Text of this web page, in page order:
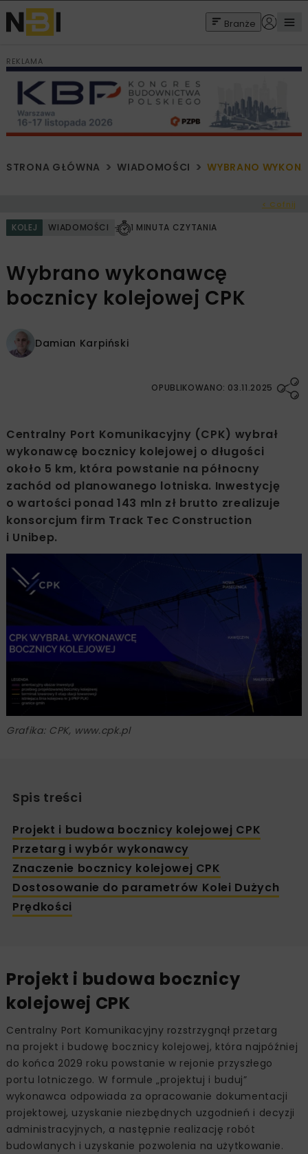
Branże
REKLAMA
STRONA GŁÓWNA WIADOMOŚCI WYBRANO
< Cofnij
KOLEJ WIADOMOŚCI 1 MINUTA CZYTANIA
Wybrano wykonawcę
bocznicy kolejowej CPK
Damian Karpiński
OPUBLIKOWANO: 03.11.2025
Centralny Port Komunikacyjny (CPK) wybrał
wykonawcę bocznicy kolejowej o długości
około 5 km, która powstanie na północny
zachód od planowanego lotniska. Inwestycję
o wartości ponad 143 mln zł brutto zrealizuje
konsorcjum firm Track Tec Construction
i Unibep.
Grafika: CPK, www.cpk.pl
Spis treści
Projekt i budowa bocznicy kolejowej CPK
Przetarg i wybór wykonawcy
Znaczenie bocznicy kolejowej CPK
Dostosowanie do parametrów Kolei Dużych
Prędkości
Projekt i budowa bocznicy
kolejowej CPK
Centralny Port Komunikacyjny rozstrzygnął przetarg
na projekt i budowę bocznicy kolejowej, która najpóźniej
do końca 2029 roku powstanie w rejonie przyszłego
portu lotniczego. W formule „projektuj i buduj”
wykonawca odpowiada za opracowanie dokumentacji
projektowej, uzyskanie niezbędnych uzgodnień i decyzji
administracyjnych, a następnie realizację robót
budowlanych i uzyskanie pozwolenia na użytkowanie.